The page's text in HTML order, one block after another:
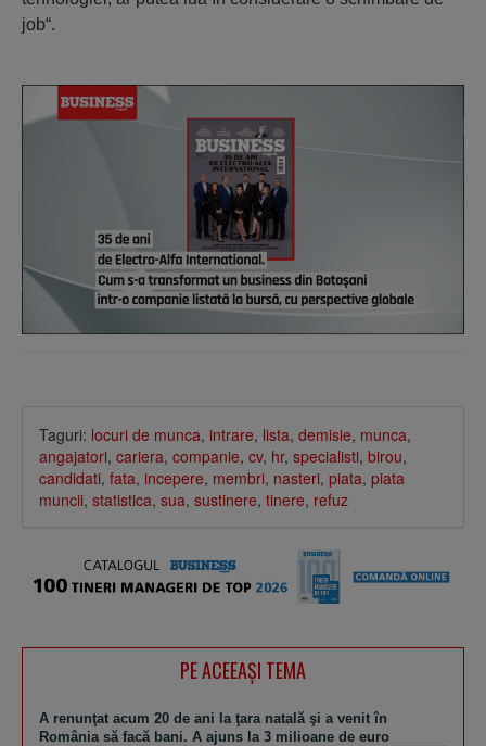
job“.
Taguri: locuri de munca, intrare, lista, demisie, munca,
angajatori, cariera, companie, cv, hr, specialisti, birou,
candidati, fata, incepere, membri, nasteri, piata, piata
muncii, statistica, sua, sustinere, tinere, refuz
PE ACEEAŞI TEMA
A renunţat acum 20 de ani la ţara natală şi a venit în
România să facă bani. A ajuns la 3 milioane de euro